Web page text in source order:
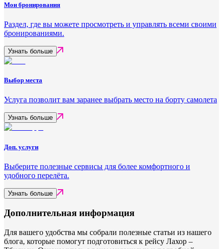
Мои бронирования
Раздел, где вы можете просмотреть и управлять всеми своими
бронированиями.
Узнать больше
Выбор места
Услуга позволит вам заранее выбрать место на борту самолета
Узнать больше
Доп. услуги
Выберите полезные сервисы для более комфортного и
удобного перелёта.
Узнать больше
Дополнительная информация
Для вашего удобства мы собрали полезные статьи из нашего
блога, которые помогут подготовиться к рейсу Лахор –